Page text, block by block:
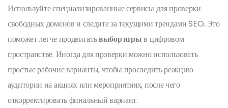
Используйте специализированные сервисы для проверки
свободных доменов и следите за текущими трендами SEO. Это
поможет легче продвигатьвыбор игрыв цифровом
пространстве. Иногда для проверки можно использовать
простые рабочие варианты, чтобы проследить реакцию
аудитории на акциях или мероприятиях, после чего
откорректировать финальный вариант.